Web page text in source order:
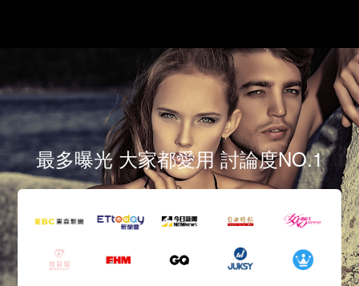
最多曝光 大家都愛用 討論度NO.1